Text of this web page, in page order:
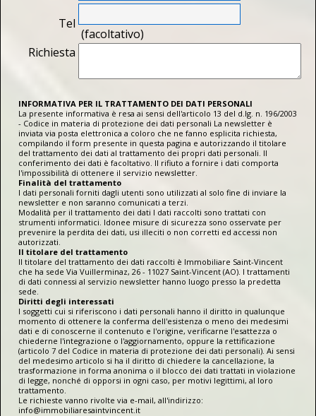
Tel
(facoltativo)
Richiesta
INFORMATIVA PER IL TRATTAMENTO DEI DATI PERSONALI
La presente informativa è resa ai sensi dell'articolo 13 del d.lg. n. 196/2003
- Codice in materia di protezione dei dati personali La newsletter è
inviata via posta elettronica a coloro che ne fanno esplicita richiesta,
compilando il form presente in questa pagina e autorizzando il titolare
del trattamento dei dati al trattamento dei propri dati personali. Il
conferimento dei dati è facoltativo. Il rifiuto a fornire i dati comporta
l'impossibilità di ottenere il servizio newsletter.
Finalità del trattamento
I dati personali forniti dagli utenti sono utilizzati al solo fine di inviare la
newsletter e non saranno comunicati a terzi.
Modalità per il trattamento dei dati I dati raccolti sono trattati con
strumenti informatici. Idonee misure di sicurezza sono osservate per
prevenire la perdita dei dati, usi illeciti o non corretti ed accessi non
autorizzati.
Il titolare del trattamento
Il titolare del trattamento dei dati raccolti è Immobiliare Saint-Vincent
che ha sede Via Vuillerminaz, 26 - 11027 Saint-Vincent (AO). I trattamenti
di dati connessi al servizio newsletter hanno luogo presso la predetta
sede.
Diritti degli interessati
I soggetti cui si riferiscono i dati personali hanno il diritto in qualunque
momento di ottenere la conferma dell'esistenza o meno dei medesimi
dati e di conoscerne il contenuto e l'origine, verificarne l'esattezza o
chiederne l'integrazione o l'aggiornamento, oppure la rettificazione
(articolo 7 del Codice in materia di protezione dei dati personali). Ai sensi
del medesimo articolo si ha il diritto di chiedere la cancellazione, la
trasformazione in forma anonima o il blocco dei dati trattati in violazione
di legge, nonché di opporsi in ogni caso, per motivi legittimi, al loro
trattamento.
Le richieste vanno rivolte via e-mail, all'indirizzo:
info@immobiliaresaintvincent.it